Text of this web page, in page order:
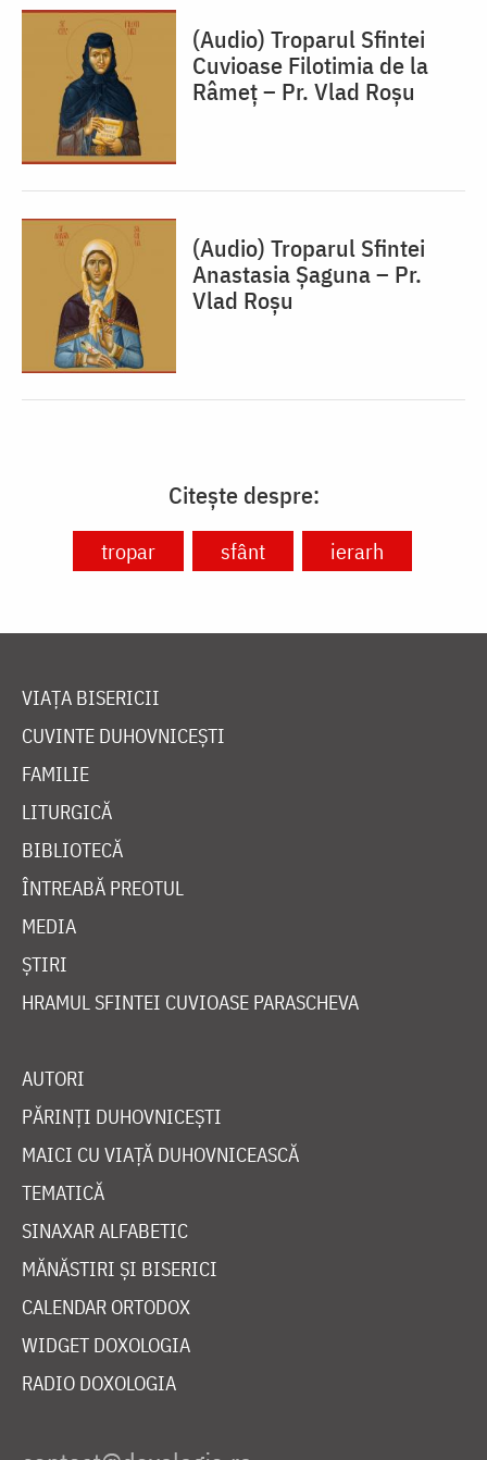
(Audio) Troparul Sfintei
Cuvioase Filotimia de la
Râmeț – Pr. Vlad Roșu
(Audio) Troparul Sfintei
Anastasia Șaguna – Pr.
Vlad Roșu
Citește despre:
tropar sfânt ierarh
VIAȚA BISERICII
CUVINTE DUHOVNICEȘTI
FAMILIE
LITURGICĂ
BIBLIOTECĂ
ÎNTREABĂ PREOTUL
MEDIA
ȘTIRI
HRAMUL SFINTEI CUVIOASE PARASCHEVA
AUTORI
PĂRINȚI DUHOVNICEȘTI
MAICI CU VIAȚĂ DUHOVNICEASCĂ
TEMATICĂ
SINAXAR ALFABETIC
MĂNĂSTIRI ȘI BISERICI
CALENDAR ORTODOX
WIDGET DOXOLOGIA
RADIO DOXOLOGIA